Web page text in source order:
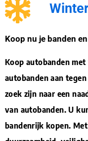
Koop nu je banden
Koop autobanden
autobanden aan
zoek zijn naar een
van autobanden. U
bandenrijk kopen.